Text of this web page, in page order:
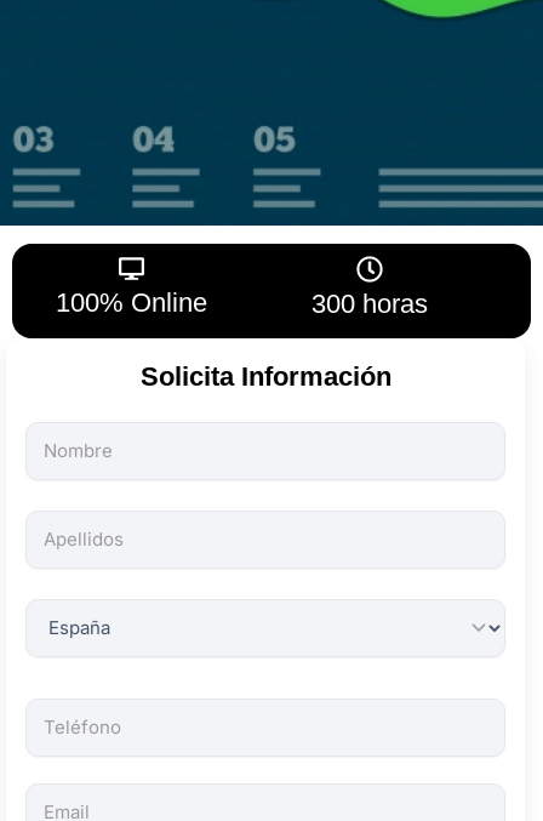
100% Online 300 horas
Solicita Información
Todos
los
son
obligatorios.